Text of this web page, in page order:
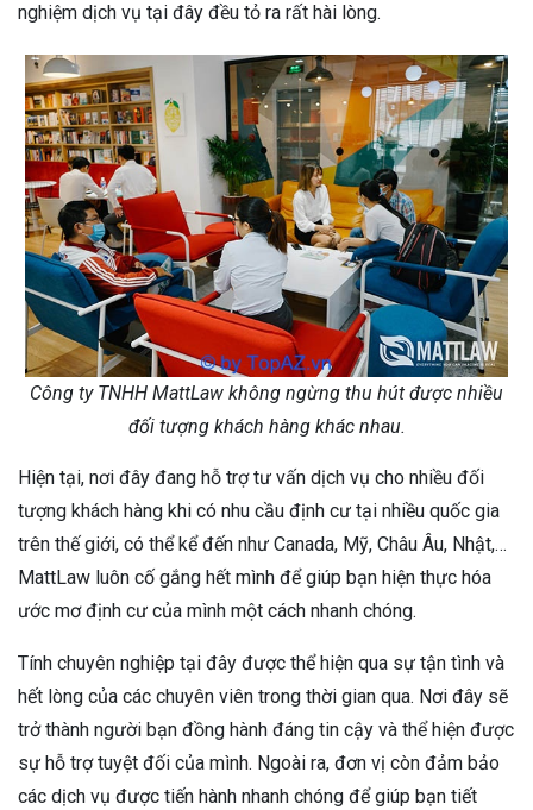
nghiệm dịch vụ tại đây đều tỏ ra rất hài lòng.
Công ty TNHH MattLaw không ngừng thu hút được nhiều
đối tượng khách hàng khác nhau.
Hiện tại, nơi đây đang hỗ trợ tư vấn dịch vụ cho nhiều đối
tượng khách hàng khi có nhu cầu định cư tại nhiều quốc gia
trên thế giới, có thể kể đến như Canada, Mỹ, Châu Âu, Nhật,…
MattLaw luôn cố gắng hết mình để giúp bạn hiện thực hóa
ước mơ định cư của mình một cách nhanh chóng.
Tính chuyên nghiệp tại đây được thể hiện qua sự tận tình và
hết lòng của các chuyên viên trong thời gian qua. Nơi đây sẽ
trở thành người bạn đồng hành đáng tin cậy và thể hiện được
sự hỗ trợ tuyệt đối của mình. Ngoài ra, đơn vị còn đảm bảo
các dịch vụ được tiến hành nhanh chóng để giúp bạn tiết